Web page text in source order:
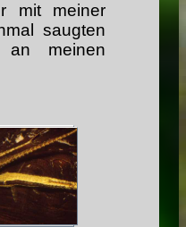
mit meiner
saugten
meinen